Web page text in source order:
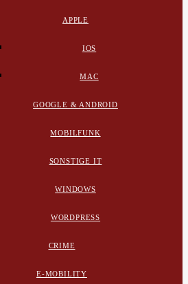
APPLE
IOS
MAC
GOOGLE & ANDROID
MOBILFUNK
SONSTIGE IT
WINDOWS
WORDPRESS
CRIME
E-MOBILITY